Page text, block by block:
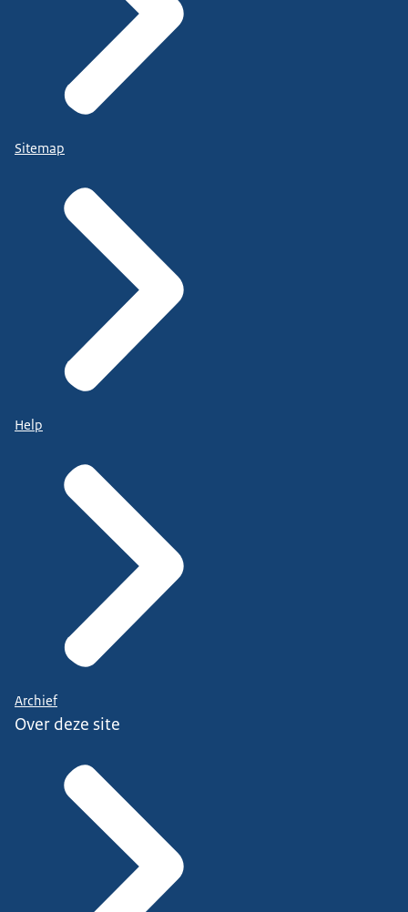
Sitemap
Help
Archief
Over deze site